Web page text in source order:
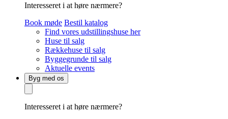
Interesseret i at høre nærmere?
Book møde Bestil katalog
Find vores udstillingshuse her
Huse til salg
Rækkehuse til salg
Byggegrunde til salg
Aktuelle events
Byg med os
Interesseret i at høre nærmere?